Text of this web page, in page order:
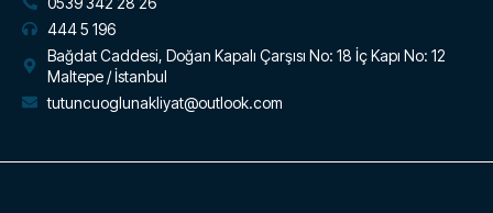
444 5 196
Bağdat Caddesi, Doğan Kapalı Çarşısı No: 18 İç Kapı No: 12
Maltepe / İstanbul
tutuncuoglunakliyat@outlook.com